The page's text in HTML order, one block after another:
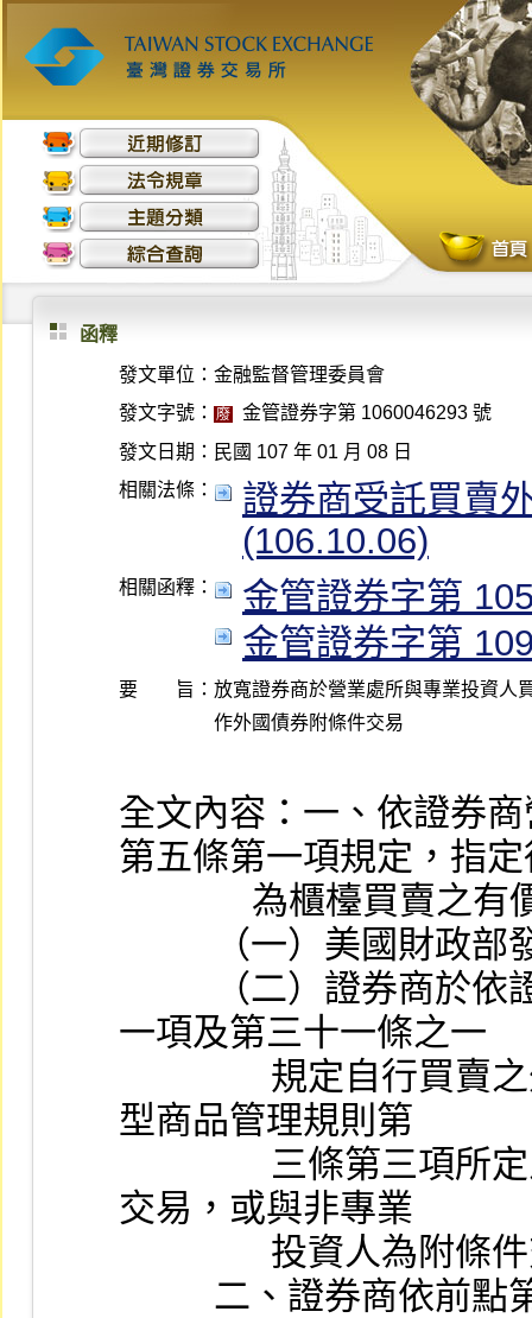
函釋
發文單位： 金融監督管理委員會
發文字號： 廢
金管證券字第 1060046293 號
發文日期： 民國 107 年 01 月 08 日
相關法條：
證券商受託買賣
(106.10.06)
相關函釋：
金管證券字第
金管證券字第
要 旨： 放寬證券商於營業處所與專業投資人
全文內容：一、依證券
第五條第一項規定，指定
為櫃檯買
（一）美國
一項及第三十一條之一
型商品管理規則第
交易，或與非專業
投資人為